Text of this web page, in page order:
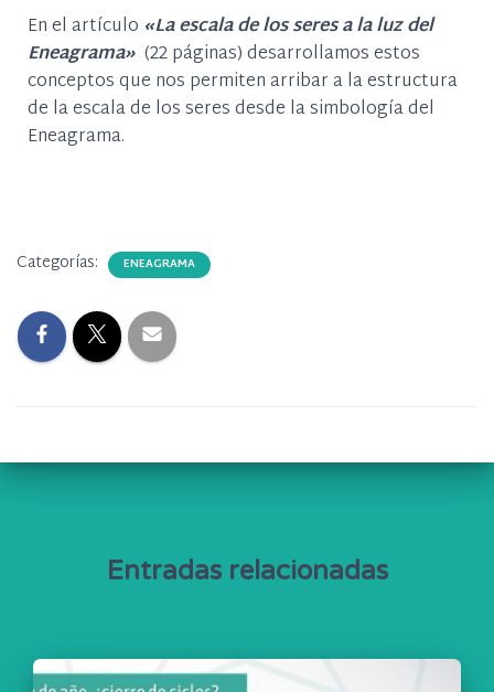
En el artículo «La escala de los seres a la luz del
Eneagrama» (22 páginas) desarrollamos estos
conceptos que nos permiten arribar a la estructura
de la escala de los seres desde la simbología del
Eneagrama.
Categorías: ENEAGRAMA
Entradas relacionadas